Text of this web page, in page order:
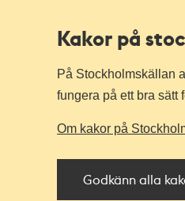
Kakor på
På Stockholmskällan
fungera på ett bra sätt
Om kakor på
Godkänn alla